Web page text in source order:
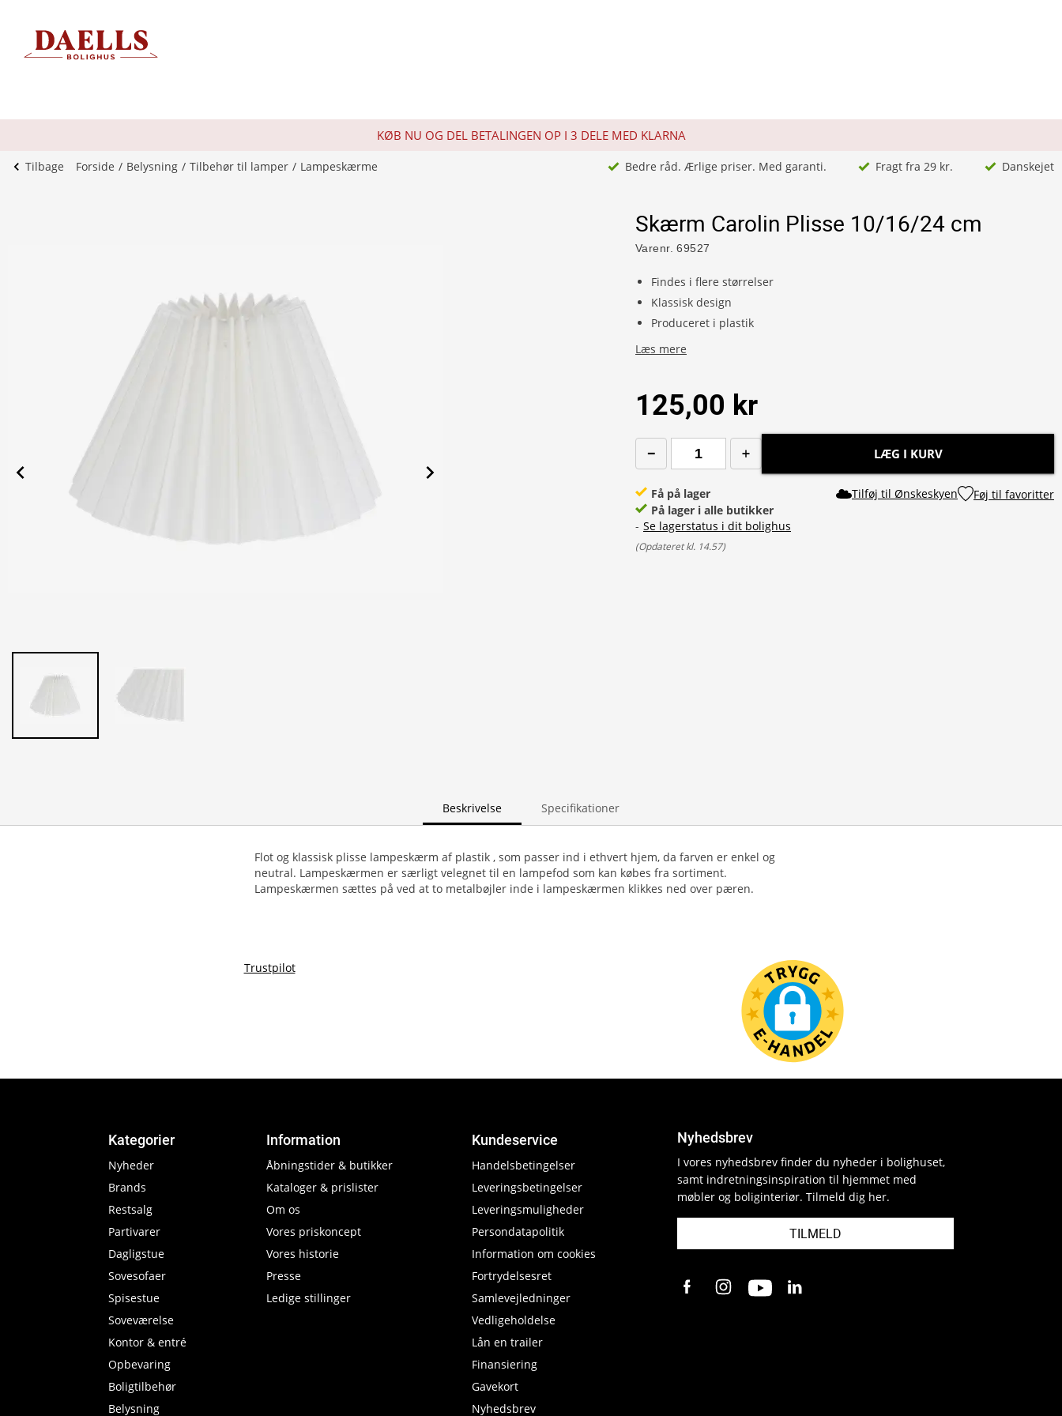
KØB NU OG DEL BETALINGEN OP I 3 DELE MED KLARNA
Tilbage Forside Belysning Tilbehør til lamper Lampeskærme Bedre råd. Ærlige priser. Med garanti. Fragt fra 29 kr. Danskejet
Skærm Carolin Plisse 10/16/24 cm
Varenr. 69527
Findes i flere størrelser
Klassisk design
Produceret i plastik
Læs mere
125,00 kr
LÆG I KURV
Få på lager
På lager i alle butikker
- Se lagerstatus i dit bolighus
(Opdateret kl. 14.57)
Tilføj til Ønskeskyen Føj til favoritter
Beskrivelse Specifikationer
Flot og klassisk plisse lampeskærm af plastik , som passer ind i ethvert hjem, da farven er enkel og
neutral. Lampeskærmen er særligt velegnet til en lampefod som kan købes fra sortiment.
Lampeskærmen sættes på ved at to metalbøjler inde i lampeskærmen klikkes ned over pæren.
Trustpilot
Kategorier
Nyheder
Brands
Restsalg
Partivarer
Dagligstue
Sovesofaer
Spisestue
Soveværelse
Kontor & entré
Opbevaring
Boligtilbehør
Belysning
Information
Åbningstider & butikker
Kataloger & prislister
Om os
Vores priskoncept
Vores historie
Presse
Ledige stillinger
Kundeservice
Handelsbetingelser
Leveringsbetingelser
Leveringsmuligheder
Persondatapolitik
Information om cookies
Fortrydelsesret
Samlevejledninger
Vedligeholdelse
Lån en trailer
Finansiering
Gavekort
Nyhedsbrev
Nyhedsbrev
I vores nyhedsbrev finder du nyheder i bolighuset,
samt indretningsinspiration til hjemmet med
møbler og boliginteriør. Tilmeld dig her.
TILMELD